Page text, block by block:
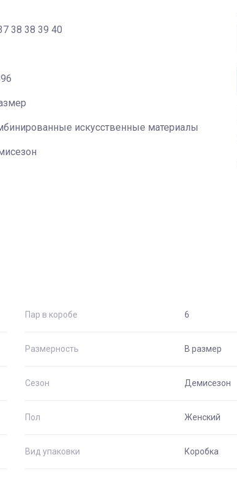
38 38 39 40
искусственные материалы
Пар в коробе 6
Размерность В размер
Сезон Демисезон
Пол Женский
Вид упаковки Коробка